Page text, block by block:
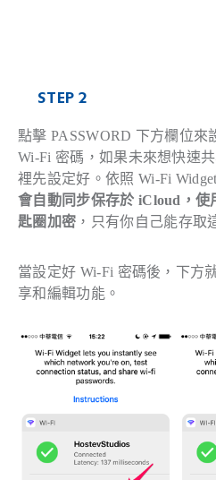
STEP 2
點擊 PASSWORD 下方欄位來
Wi-Fi 密碼，如果未來想快速
裡先設定好。依照 Wi-Fi
會自動同步保存於 iCloud，使
匙圈加密 ，只有你自己能存取
當設定好 Wi-Fi 密碼後，下方
享和編輯功能。